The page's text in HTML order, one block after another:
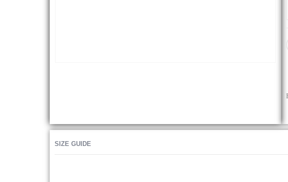
SIZE GUIDE